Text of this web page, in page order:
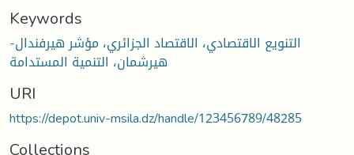
Keywords
التنويع الاقتصادي، الاقتصاد الجزائري، مؤشر هيرفندال-
هيرشمان، التنمية المستدامة
URI
https://depot.univ-msila.dz/handle/123456789/48285